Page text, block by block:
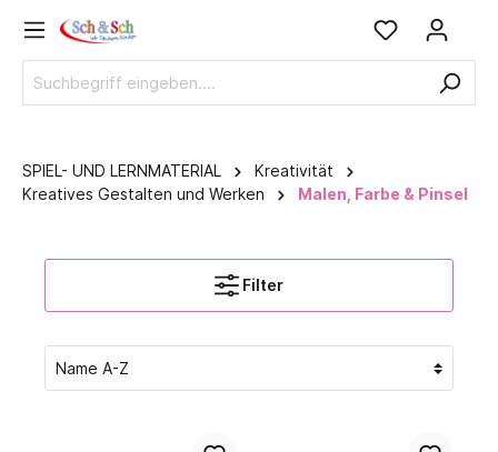
SPIEL- UND LERNMATERIAL
Kreativität
Kreatives Gestalten und Werken
Malen, Farbe & Pinsel
Filter